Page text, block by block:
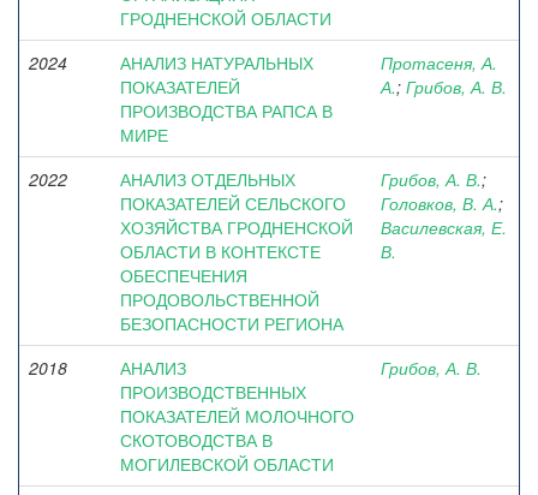
ГРОДНЕНСКОЙ ОБЛАСТИ
2024
АНАЛИЗ НАТУРАЛЬНЫХ
ПОКАЗАТЕЛЕЙ
ПРОИЗВОДСТВА РАПСА В
МИРЕ
Протасеня, А.
А.; Грибов, А. В.
2022
АНАЛИЗ ОТДЕЛЬНЫХ
ПОКАЗАТЕЛЕЙ СЕЛЬСКОГО
ХОЗЯЙСТВА ГРОДНЕНСКОЙ
ОБЛАСТИ В КОНТЕКСТЕ
ОБЕСПЕЧЕНИЯ
ПРОДОВОЛЬСТВЕННОЙ
БЕЗОПАСНОСТИ РЕГИОНА
Грибов, А. В.;
Головков, В. А.;
Василевская, Е.
В.
2018
АНАЛИЗ
ПРОИЗВОДСТВЕННЫХ
ПОКАЗАТЕЛЕЙ МОЛОЧНОГО
СКОТОВОДСТВА В
МОГИЛЕВСКОЙ ОБЛАСТИ
Грибов, А. В.